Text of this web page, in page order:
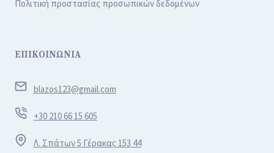
Πολιτική προστασίας προσωπικών δεδομένων
ΕΠΙΚΟΙΝΩΝΙΑ
blazos123@gmail.com
+30 210 66 15 605
Λ. Σπάτων 5 Γέρακας 153 44